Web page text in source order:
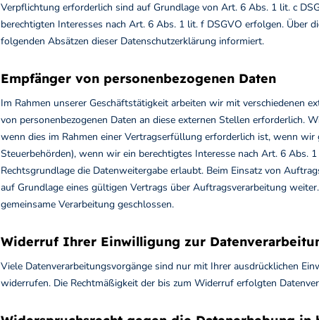
Verpflichtung erforderlich sind auf Grundlage von Art. 6 Abs. 1 lit. c
berechtigten Interesses nach Art. 6 Abs. 1 lit. f DSGVO erfolgen. Über
folgenden Absätzen dieser Datenschutzerklärung informiert.
Empfänger von personenbezogenen Daten
Im Rahmen unserer Geschäftstätigkeit arbeiten wir mit verschiedenen
von personenbezogenen Daten an diese externen Stellen erforderlich.
wenn dies im Rahmen einer Vertragserfüllung erforderlich ist, wenn
Steuerbehörden), wenn wir ein berechtigtes Interesse nach Art. 6 Abs.
Rechtsgrundlage die Datenweitergabe erlaubt. Beim Einsatz von
auf Grundlage eines gültigen Vertrags über Auftragsverarbeitung
gemeinsame Verarbeitung geschlossen.
Widerruf Ihrer Einwilligung zur
Viele Datenverarbeitungsvorgänge sind nur mit Ihrer ausdrücklichen
widerrufen. Die Rechtmäßigkeit der bis zum Widerruf erfolgten